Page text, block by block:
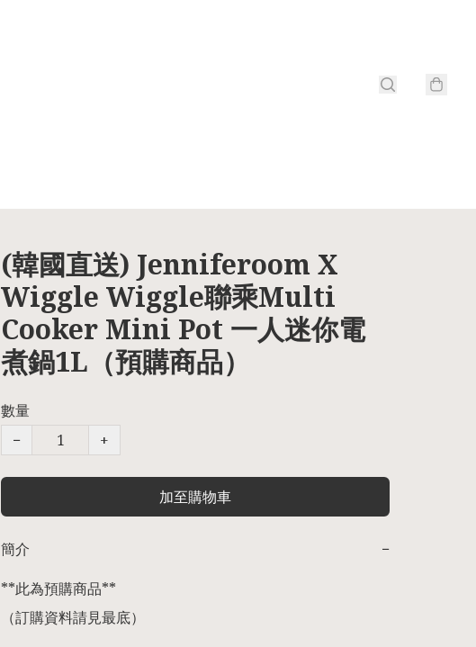
(韓國直送) Jenniferoom X
Wiggle Wiggle聯乘Multi
Cooker Mini Pot 一人迷你電
煮鍋1L（預購商品）
數量
−
+
加至購物車
簡介
−
**此為預購商品**
（訂購資料請見最底）